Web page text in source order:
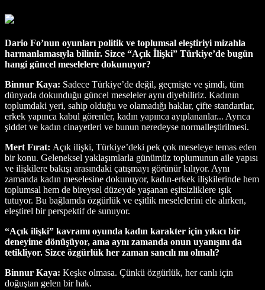
Dario Fo’nun oyunları politik ve toplumsal eleştiriyi mizahla
harmanlamasıyla bilinir. Sizce “Açık İlişki” Türkiye’de bugün
hangi güncel meselelere dokunuyor?
Binnur Kaya: Sadece Türkiye’de değil, geçmişte ve şimdi, tüm
dünyada dokunduğu güncel meseleler aynı diyebiliriz. Kadının
toplumdaki yeri, sahip olduğu ve olamadığı haklar, çifte standartlar,
erkek yapınca kabul görenler, kadın yapınca ayıplananlar... Ayrıca
şiddet ve kadın cinayetleri ve bunun neredeyse normalleştirilmesi.
Mert Fırat: Açık ilişki, Türkiye’deki pek çok meseleye temas eden
bir konu. Geleneksel yaklaşımlarla günümüz toplumunun aile yapısı
ve ilişkilere bakışı arasındaki çatışmayı görünür kılıyor. Aynı
zamanda kadın meselesine dokunuyor, kadın-erkek ilişkilerinde hem
toplumsal hem de bireysel düzeyde yaşanan eşitsizliklere ışık
tutuyor. Bu bağlamda özgürlük ve eşitlik meselelerini ele alırken,
eleştirel bir perspektif de sunuyor.
“Açık ilişki” kavramı oyunda kadın karakter için yıkıcı bir
deneyime dönüşüyor, ama aynı zamanda onun uyanışını da
tetikliyor. Sizce özgürlük her zaman sancılı mı olmalı?
Binnur Kaya: Keşke olmasa. Çünkü özgürlük, her canlı için
doğuştan gelen bir hak.